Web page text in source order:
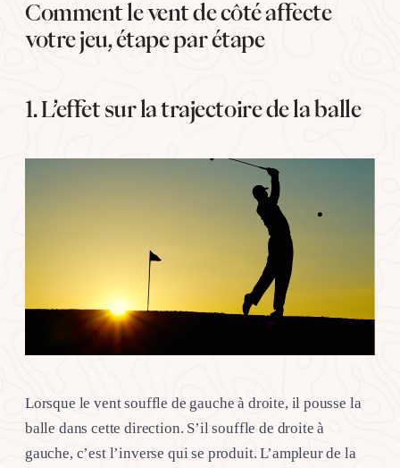
Comment le vent de côté affecte
votre jeu, étape par étape
1. L’effet sur la trajectoire de la balle
Lorsque le vent souffle de gauche à droite, il pousse la
balle dans cette direction. S’il souffle de droite à
gauche, c’est l’inverse qui se produit. L’ampleur de la